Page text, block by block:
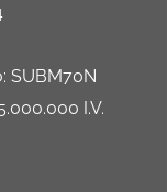
SUBM70N
I.V.